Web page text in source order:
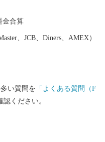
金合算
、JCB、Diners、AMEX）
い質問を 「よくある質問（F
ください。